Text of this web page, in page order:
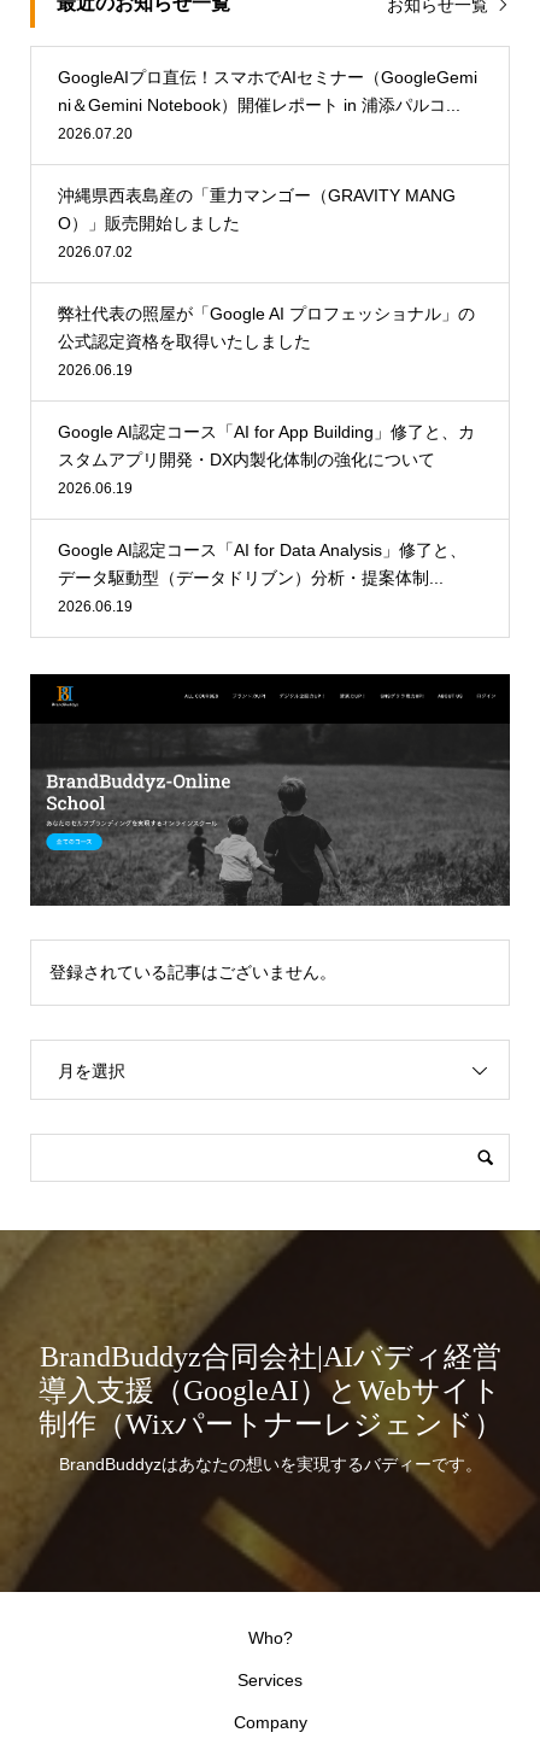
お知らせ一覧
GoogleAIプロ直伝！スマホでAIセミナー（GoogleGemi
ni＆Gemini Notebook）開催レポート in 浦添パルコ...
2026.07.20
沖縄県西表島産の「重力マンゴー（GRAVITY MANG
O）」販売開始しました
2026.07.02
弊社代表の照屋が「Google AI プロフェッショナル」の
公式認定資格を取得いたしました
2026.06.19
Google AI認定コース「AI for App Building」修了と、カ
スタムアプリ開発・DX内製化体制の強化について
2026.06.19
Google AI認定コース「AI for Data Analysis」修了と、
データ駆動型（データドリブン）分析・提案体制...
2026.06.19
登録されている記事はございません。
月を選択
BrandBuddyz合同会社|AIバディ経営
導入支援（GoogleAI）とWebサイト
制作（Wixパートナーレジェンド）
BrandBuddyzはあなたの想いを実現するバディーです。
Who?
Services
Company